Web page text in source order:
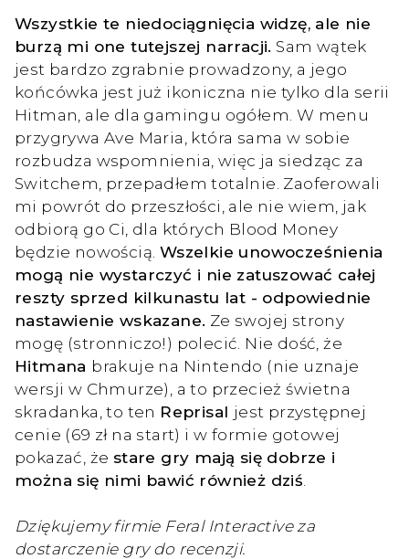
Wszystkie te niedociągnięcia widzę, ale nie
burzą mi one tutejszej narracji. Sam wątek
jest bardzo zgrabnie prowadzony, a jego
końcówka jest już ikoniczna nie tylko dla serii
Hitman, ale dla gamingu ogółem. W menu
przygrywa Ave Maria, która sama w sobie
rozbudza wspomnienia, więc ja siedząc za
Switchem, przepadłem totalnie. Zaoferowali
mi powrót do przeszłości, ale nie wiem, jak
odbiorą go Ci, dla których Blood Money
będzie nowością. Wszelkie unowocześnienia
mogą nie wystarczyć i nie zatuszować całej
reszty sprzed kilkunastu lat - odpowiednie
nastawienie wskazane. Ze swojej strony
mogę (stronniczo!) polecić. Nie dość, że
Hitmana brakuje na Nintendo (nie uznaje
wersji w Chmurze), a to przecież świetna
skradanka, to ten Reprisal jest przystępnej
cenie (69 zł na start) i w formie gotowej
pokazać, że stare gry mają się dobrze i
można się nimi bawić również dziś
Dziękujemy firmie Feral Interactive za
dostarczenie gry do recenzji.